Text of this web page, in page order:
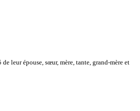
leur épouse, sœur, mère, tante, grand-mère et